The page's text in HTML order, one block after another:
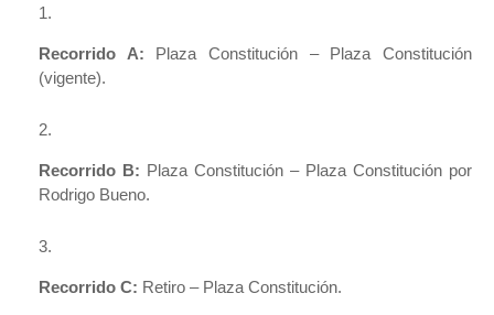
Recorrido A: Plaza Constitución – Plaza Constitución
(vigente).
Recorrido B: Plaza Constitución – Plaza Constitución por
Rodrigo Bueno.
Recorrido C: Retiro – Plaza Constitución.